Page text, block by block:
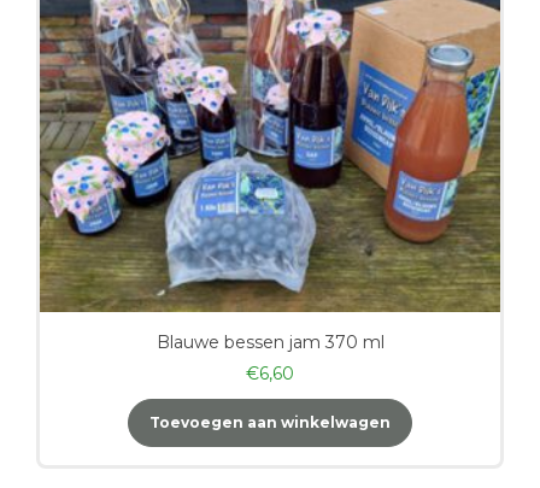
Blauwe bessen jam 370 ml
€6,60
Toevoegen aan winkelwagen